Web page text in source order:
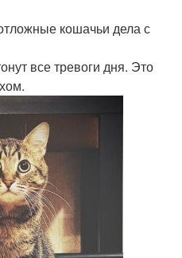
кошачьи дела с
все тревоги дня. Это